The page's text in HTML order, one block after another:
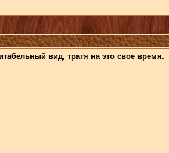
вид, тратя на это свое время.